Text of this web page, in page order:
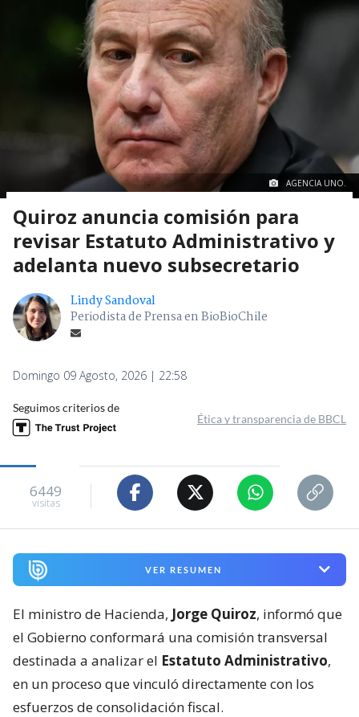
AGENCIA UNO.
Quiroz anuncia comisión para
revisar Estatuto Administrativo y
adelanta nuevo subsecretario
Lindy Sandoval
Periodista de Prensa en BioBioChile
Domingo 09 Agosto, 2026 | 22:58
Seguimos criterios de
Ética y transparencia de BBCL
6449
visitas
VER RESUMEN
El ministro de Hacienda, Jorge Quiroz, informó que
el Gobierno conformará una comisión transversal
destinada a analizar el Estatuto Administrativo,
en un proceso que vinculó directamente con los
esfuerzos de consolidación fiscal.